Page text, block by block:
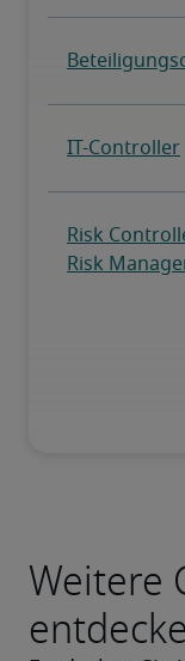
Weitere